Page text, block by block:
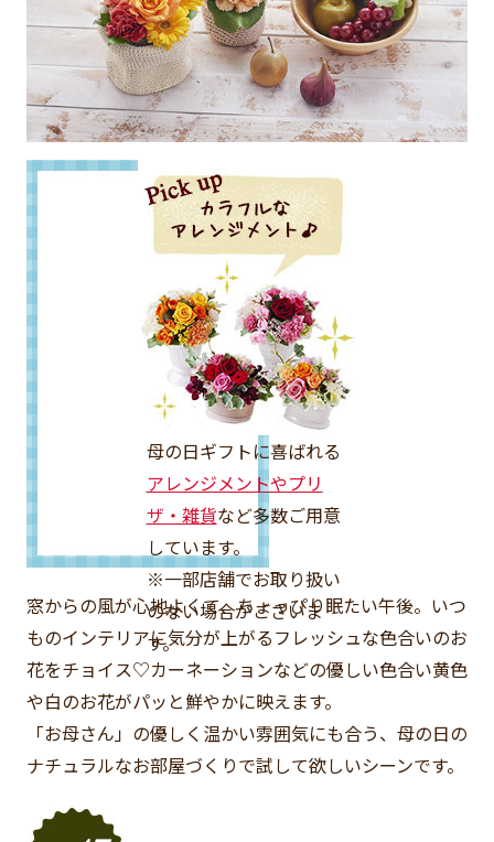
母の日ギフトに喜ばれる
アレンジメントやプリ
ザ・雑貨など多数ご用意
しています。
※一部店舗でお取り扱い
のない場合がございま
す。
窓からの風が心地よくて、ちょっぴり眠たい午後。いつ
ものインテリアに気分が上がるフレッシュな色合いのお
花をチョイス♡カーネーションなどの優しい色合い黄色
や白のお花がパッと鮮やかに映えます。
「お母さん」の優しく温かい雰囲気にも合う、母の日の
ナチュラルなお部屋づくりで試して欲しいシーンです。